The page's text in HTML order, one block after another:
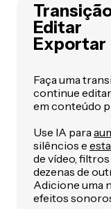
Editar
Exportar
Faça uma
continue
em conteúdo
Use IA para
silêncios e
de vídeo,
dezenas de
Adicione uma
efeitos